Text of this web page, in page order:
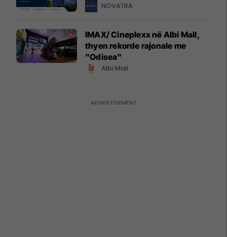
NOVATRA
IMAX/ Cineplexx në Albi Mall,
thyen rekorde rajonale me
"Odisea"
Albi Mall